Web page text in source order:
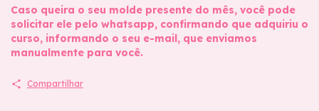
Caso queira o seu molde presente do mês, você pode
solicitar ele pelo whatsapp, confirmando que adquiriu o
curso, informando o seu e-mail, que enviamos
manualmente para você.
Compartilhar